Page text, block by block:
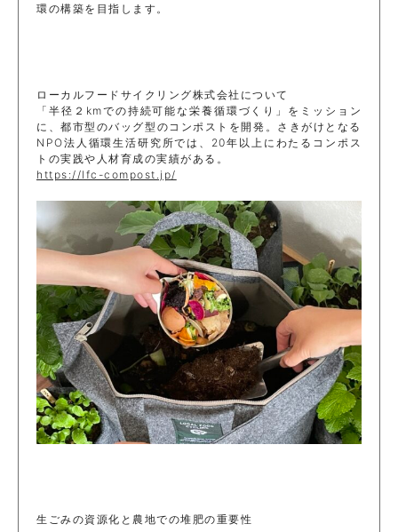
環の構築を目指します。
ローカルフードサイクリング株式会社について
「半径２kmでの持続可能な栄養循環づくり」をミッション
に、都市型のバッグ型のコンポストを開発。さきがけとなる
NPO法人循環生活研究所では、20年以上にわたるコンポス
トの実践や人材育成の実績がある。
https://lfc-compost.jp/
生ごみの資源化と農地での堆肥の重要性